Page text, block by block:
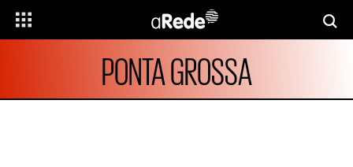
PONTA GROSSA